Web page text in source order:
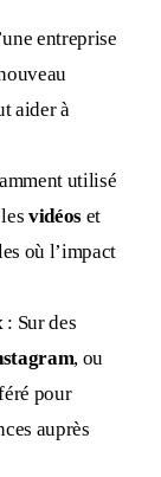
entreprise
aider à
utilisé
lesvidéos et
où l’impact
: Sur des
, ou
pour
auprès